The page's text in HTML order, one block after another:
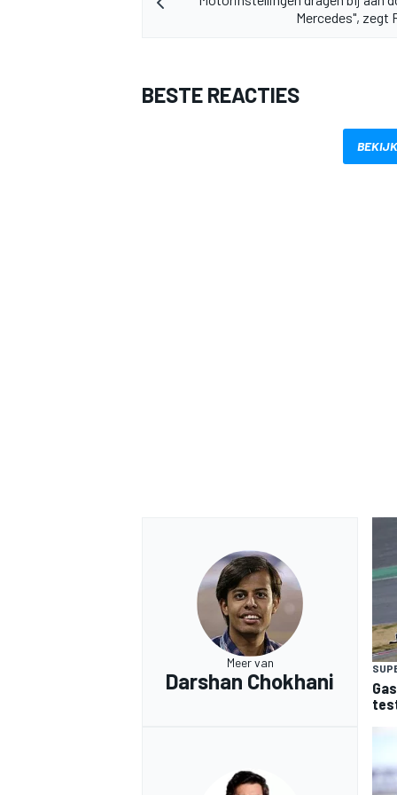
Mercedes", zegt
BESTE REACTIES
Meer van
Darshan Chokhani